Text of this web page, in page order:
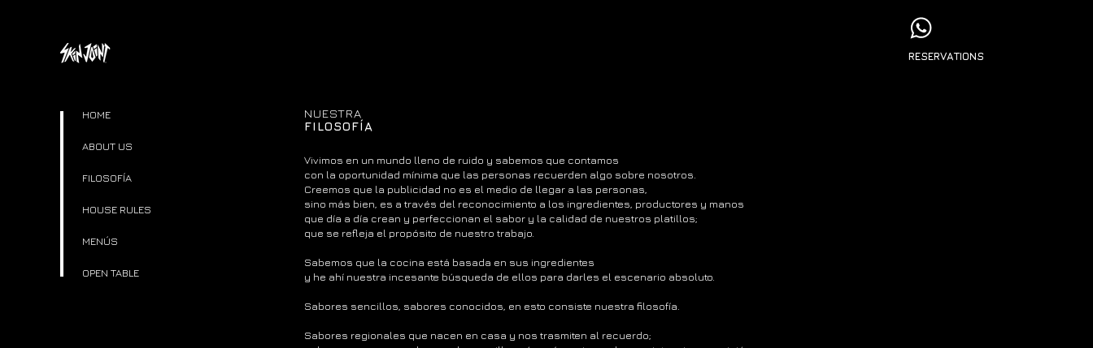
HOME
ABOUT US
FILOSOFÍA
HOUSE RULES
MENÚS
OPEN TABLE
RESERVATIONS
NUESTRA
FILOSOFÍA
Vivimos en un mundo lleno de ruido y sabemos que contamos
con la oportunidad mínima que las personas recuerden algo sobre nosotros.
Creemos que la publicidad no es el medio de llegar a las personas,
sino más bien, es a través del reconocimiento a los ingredientes, productores y manos
que día a día crean y perfeccionan el sabor y la calidad de nuestros platillos;
que se refleja el propósito de nuestro trabajo.
Sabemos que la cocina está basada en sus ingredientes
y he ahí nuestra incesante búsqueda de ellos para darles el escenario absoluto.
Sabores sencillos, sabores conocidos, en esto consiste nuestra filosofía.
Sabores regionales que nacen en casa y nos trasmiten al recuerdo;